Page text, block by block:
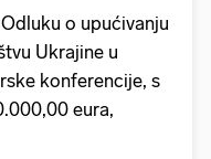
o upućivanju
Ukrajine u
konferencije, s
eura,